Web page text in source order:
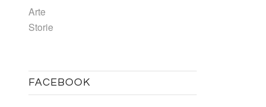
Arte
Storie
FACEBOOK